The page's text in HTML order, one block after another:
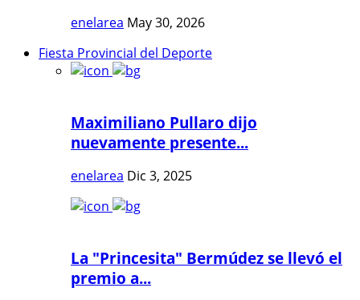
enelarea May 30, 2026
Fiesta Provincial del Deporte
Maximiliano Pullaro dijo
nuevamente presente...
enelarea Dic 3, 2025
La "Princesita" Bermúdez se llevó el
premio a...